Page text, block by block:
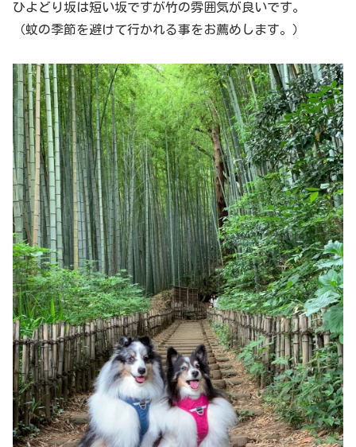
ひよどり坂は短い坂ですが竹の雰囲気が良いです。
（蚊の季節を避けて行かれる事をお薦めします。）